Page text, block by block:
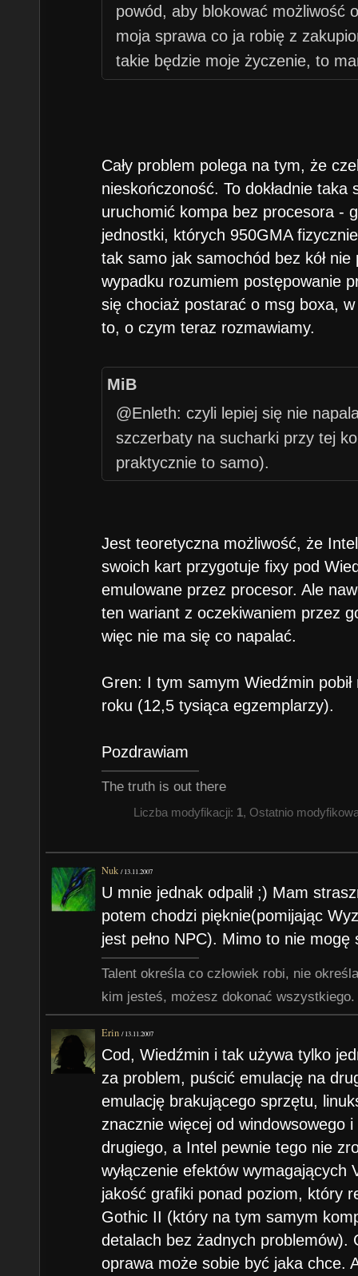
powód, aby blokować możliwość
moja sprawa co ja robię z
takie będzie moje życzenie, to
na 300MHz, TNT 2, 64MB RAM i
Cały problem polega na tym, że
nieskończoność. To dokładnie taka
uruchomić kompa bez procesora -
jednostki, których 950GMA
tak samo jak samochód bez kół
wypadku rozumiem postępowanie
się chociaż postarać o msg boxa,
to, o czym teraz rozmawiamy.
MiB
@Enleth: czyli lepiej się nie
szczerbaty na sucharki przy tej
praktycznie to samo).
Jest teoretyczna możliwość, że
swoich kart przygotuje fixy pod
emulowane przez procesor. Ale
ten wariant z oczekiwaniem przez
więc nie ma się co napalać.
Gren: I tym samym Wiedźmin
roku (12,5 tysiąca egzemplarzy).
Pozdrawiam
The truth is out there
Liczba modyfikacji: 1, Ostatnio
Nuk /13.11.2007
U mnie jednak odpalił ;) Mam
potem chodzi pięknie(pomijając
jest pełno NPC). Mimo to nie
Talent określa co człowiek robi, nie
kim jesteś, możesz dokonać wszystkiego.
Erin /13.11.2007
Cod, Wiedźmin i tak używa tylko
za problem, puścić emulację na
emulację brakującego sprzętu,
znacznie więcej od windowsowego
drugiego, a Intel pewnie tego nie
wyłączenie efektów wymagających
jakość grafiki ponad poziom, który
Gothic II (który na tym samym
detalach bez żadnych problemów).
oprawa może sobie być jaka chce.